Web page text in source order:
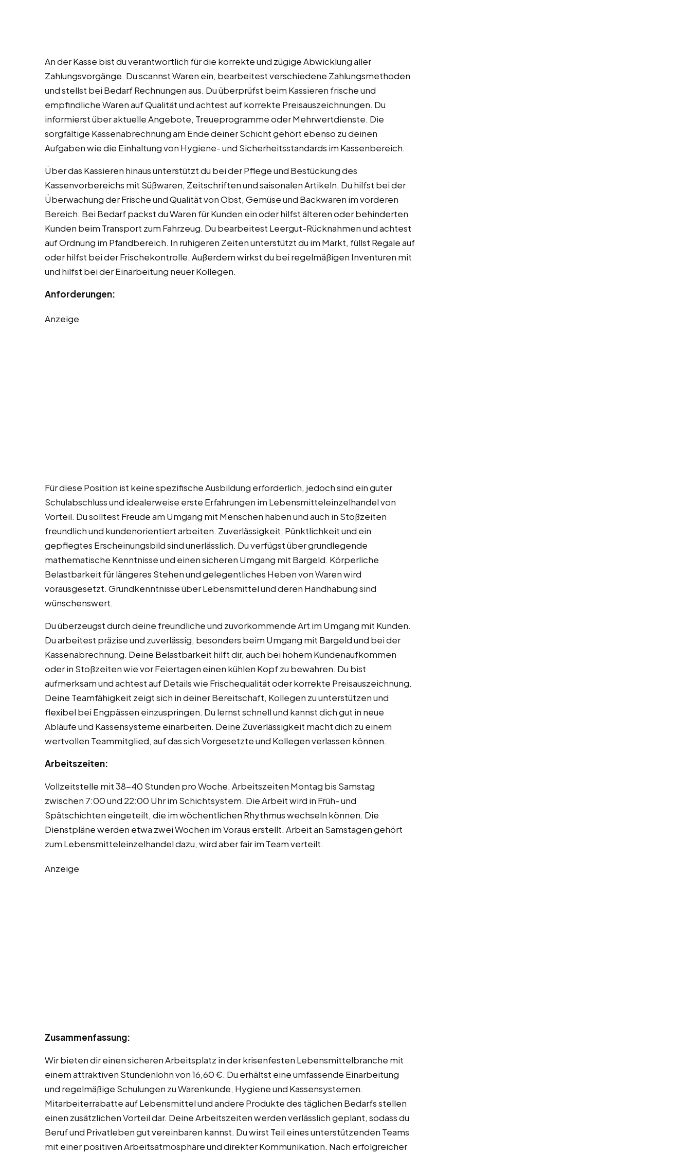
An der Kasse bist du verantwortlich für die korrekte und zügige Abwicklung aller
Zahlungsvorgänge. Du scannst Waren ein, bearbeitest verschiedene Zahlungsmethoden
und stellst bei Bedarf Rechnungen aus. Du überprüfst beim Kassieren frische und
empfindliche Waren auf Qualität und achtest auf korrekte Preisauszeichnungen. Du
informierst über aktuelle Angebote, Treueprogramme oder Mehrwertdienste. Die
sorgfältige Kassenabrechnung am Ende deiner Schicht gehört ebenso zu deinen
Aufgaben wie die Einhaltung von Hygiene- und Sicherheitsstandards im Kassenbereich.
Über das Kassieren hinaus unterstützt du bei der Pflege und Bestückung des
Kassenvorbereichs mit Süßwaren, Zeitschriften und saisonalen Artikeln. Du hilfst bei der
Überwachung der Frische und Qualität von Obst, Gemüse und Backwaren im vorderen
Bereich. Bei Bedarf packst du Waren für Kunden ein oder hilfst älteren oder behinderten
Kunden beim Transport zum Fahrzeug. Du bearbeitest Leergut-Rücknahmen und achtest
auf Ordnung im Pfandbereich. In ruhigeren Zeiten unterstützt du im Markt, füllst Regale auf
oder hilfst bei der Frischekontrolle. Außerdem wirkst du bei regelmäßigen Inventuren mit
und hilfst bei der Einarbeitung neuer Kollegen.
Anforderungen:
Anzeige
Für diese Position ist keine spezifische Ausbildung erforderlich, jedoch sind ein guter
Schulabschluss und idealerweise erste Erfahrungen im Lebensmitteleinzelhandel von
Vorteil. Du solltest Freude am Umgang mit Menschen haben und auch in Stoßzeiten
freundlich und kundenorientiert arbeiten. Zuverlässigkeit, Pünktlichkeit und ein
gepflegtes Erscheinungsbild sind unerlässlich. Du verfügst über grundlegende
mathematische Kenntnisse und einen sicheren Umgang mit Bargeld. Körperliche
Belastbarkeit für längeres Stehen und gelegentliches Heben von Waren wird
vorausgesetzt. Grundkenntnisse über Lebensmittel und deren Handhabung sind
wünschenswert.
Du überzeugst durch deine freundliche und zuvorkommende Art im Umgang mit Kunden.
Du arbeitest präzise und zuverlässig, besonders beim Umgang mit Bargeld und bei der
Kassenabrechnung. Deine Belastbarkeit hilft dir, auch bei hohem Kundenaufkommen
oder in Stoßzeiten wie vor Feiertagen einen kühlen Kopf zu bewahren. Du bist
aufmerksam und achtest auf Details wie Frischequalität oder korrekte Preisauszeichnung.
Deine Teamfähigkeit zeigt sich in deiner Bereitschaft, Kollegen zu unterstützen und
flexibel bei Engpässen einzuspringen. Du lernst schnell und kannst dich gut in neue
Abläufe und Kassensysteme einarbeiten. Deine Zuverlässigkeit macht dich zu einem
wertvollen Teammitglied, auf das sich Vorgesetzte und Kollegen verlassen können.
Arbeitszeiten:
Vollzeitstelle mit 38-40 Stunden pro Woche. Arbeitszeiten Montag bis Samstag
zwischen 7:00 und 22:00 Uhr im Schichtsystem. Die Arbeit wird in Früh- und
Spätschichten eingeteilt, die im wöchentlichen Rhythmus wechseln können. Die
Dienstpläne werden etwa zwei Wochen im Voraus erstellt. Arbeit an Samstagen gehört
zum Lebensmitteleinzelhandel dazu, wird aber fair im Team verteilt.
Anzeige
Zusammenfassung:
Wir bieten dir einen sicheren Arbeitsplatz in der krisenfesten Lebensmittelbranche mit
einem attraktiven Stundenlohn von 16,60 €. Du erhältst eine umfassende Einarbeitung
und regelmäßige Schulungen zu Warenkunde, Hygiene und Kassensystemen.
Mitarbeiterrabatte auf Lebensmittel und andere Produkte des täglichen Bedarfs stellen
einen zusätzlichen Vorteil dar. Deine Arbeitszeiten werden verlässlich geplant, sodass du
Beruf und Privatleben gut vereinbaren kannst. Du wirst Teil eines unterstützenden Teams
mit einer positiven Arbeitsatmosphäre und direkter Kommunikation. Nach erfolgreicher